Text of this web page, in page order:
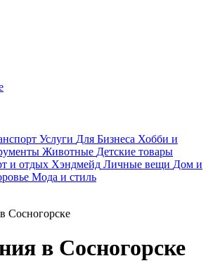
Услуги Для Бизнеса Хобби и
Животные Детские товары
и отдых Хэндмейд Личные вещи Дом и
Мода и стиль
Сосногорске
в Сосногорске